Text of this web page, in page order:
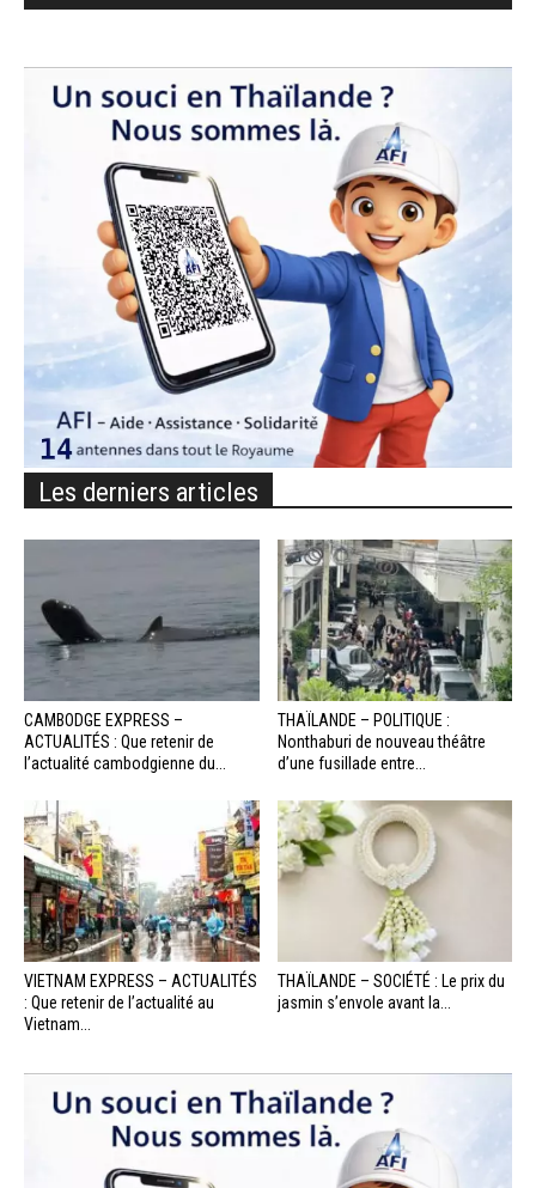
Les derniers articles
CAMBODGE EXPRESS –
ACTUALITÉS : Que retenir de
l’actualité cambodgienne du...
THAÏLANDE – POLITIQUE :
Nonthaburi de nouveau théâtre
d’une fusillade entre...
VIETNAM EXPRESS – ACTUALITÉS
: Que retenir de l’actualité au
Vietnam...
THAÏLANDE – SOCIÉTÉ : Le prix du
jasmin s’envole avant la...